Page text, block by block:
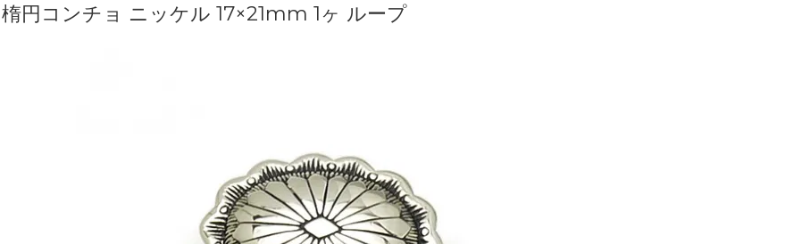
楕円コンチョ ニッケル 17×21mm 1ヶ ループ